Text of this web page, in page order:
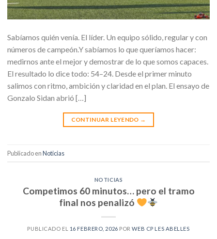
Sabíamos quién venía. El líder. Un equipo sólido, regular y con
números de campeón.Y sabíamos lo que queríamos hacer:
medirnos ante el mejor y demostrar de lo que somos capaces.
El resultado lo dice todo: 54–24. Desde el primer minuto
salimos con ritmo, ambición y claridad en el plan. El ensayo de
Gonzalo Sidan abrió […]
CONTINUAR LEYENDO →
Publicado enNoticias
NOTICIAS
Competimos 60 minutos… pero el tramo
final nos penalizó
PUBLICADO EL 16 FEBRERO, 2026 PORWEB CP LES ABELLES